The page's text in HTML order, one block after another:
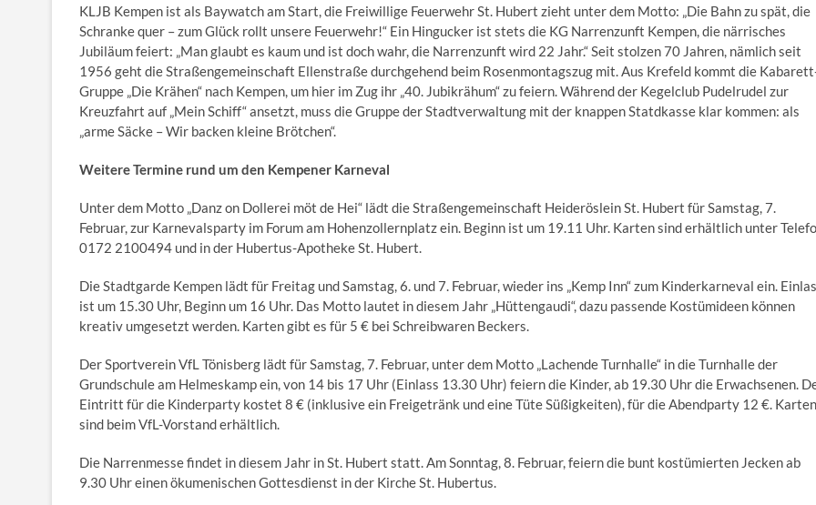
KLJB Kempen ist als Baywatch am Start, die Freiwillige Feuerwehr St. Hubert zieht unter dem Motto: „Die Bahn zu spät, die
Schranke quer – zum Glück rollt unsere Feuerwehr!“ Ein Hingucker ist stets die KG Narrenzunft Kempen, die närrisches
Jubiläum feiert: „Man glaubt es kaum und ist doch wahr, die Narrenzunft wird 22 Jahr.“ Seit stolzen 70 Jahren, nämlich seit
1956 geht die Straßengemeinschaft Ellenstraße durchgehend beim Rosenmontagszug mit. Aus Krefeld kommt die
Gruppe „Die Krähen“ nach Kempen, um hier im Zug ihr „40. Jubikrähum“ zu feiern. Während der Kegelclub Pudelrudel zur
Kreuzfahrt auf „Mein Schiff“ ansetzt, muss die Gruppe der Stadtverwaltung mit der knappen Statdkasse klar kommen: als
„arme Säcke – Wir backen kleine Brötchen“.
Weitere Termine rund um den Kempener Karneval
Unter dem Motto „Danz on Dollerei möt de Hei“ lädt die Straßengemeinschaft Heideröslein St. Hubert für Samstag, 7.
Februar, zur Karnevalsparty im Forum am Hohenzollernplatz ein. Beginn ist um 19.11 Uhr. Karten sind erhältlich unter
0172 2100494 und in der Hubertus-Apotheke St. Hubert.
Die Stadtgarde Kempen lädt für Freitag und Samstag, 6. und 7. Februar, wieder ins „Kemp Inn“ zum Kinderkarneval ein.
ist um 15.30 Uhr, Beginn um 16 Uhr. Das Motto lautet in diesem Jahr „Hüttengaudi“, dazu passende Kostümideen können
kreativ umgesetzt werden. Karten gibt es für 5 € bei Schreibwaren Beckers.
Der Sportverein VfL Tönisberg lädt für Samstag, 7. Februar, unter dem Motto „Lachende Turnhalle“ in die Turnhalle der
Grundschule am Helmeskamp ein, von 14 bis 17 Uhr (Einlass 13.30 Uhr) feiern die Kinder, ab 19.30 Uhr die Erwachsenen.
Eintritt für die Kinderparty kostet 8 € (inklusive ein Freigetränk und eine Tüte Süßigkeiten), für die Abendparty 12 €. Karten
sind beim VfL-Vorstand erhältlich.
Die Narrenmesse findet in diesem Jahr in St. Hubert statt. Am Sonntag, 8. Februar, feiern die bunt kostümierten Jecken ab
9.30 Uhr einen ökumenischen Gottesdienst in der Kirche St. Hubertus.